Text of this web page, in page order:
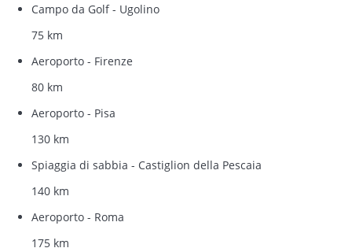
Campo da Golf - Ugolino
75 km
Aeroporto - Firenze
80 km
Aeroporto - Pisa
130 km
Spiaggia di sabbia - Castiglion della Pescaia
140 km
Aeroporto - Roma
175 km